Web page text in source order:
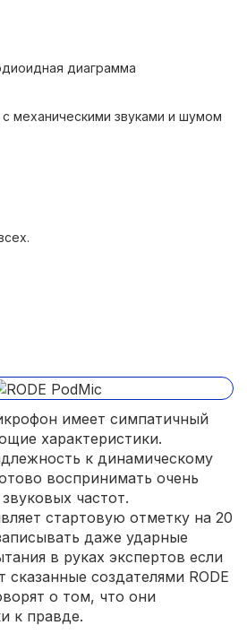
диаграмма
механическими звуками и шумом
имеет симпатичный
характеристики.
к динамическому
воспринимать очень
частот.
стартовую отметку на 20
даже ударные
в руках экспертов если
создателями RODE
о том, что они
к правде.